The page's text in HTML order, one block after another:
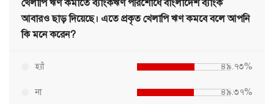
খেলাপি ঋণ কমাতে ব্যাংকঋণ পরিশোধে বাংলাদেশ ব্যাংক
আবারও ছাড় দিয়েছে। এতে প্রকৃত খেলাপি ঋণ কমবে বলে আপনি
কি মনে করেন?
হ্যাঁ ৪৯.৭৩%
না ৪৯.৩৭%